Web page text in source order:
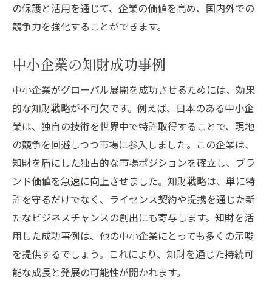
の保護と活用を通じて、企業の価値を高め、国内外での
競争力を強化することができます。
中小企業の知財成功事例
中小企業がグローバル展開を成功させるためには、効果
的な知財戦略が不可欠です。例えば、日本のある中小企
業は、独自の技術を世界中で特許取得することで、現地
の競争を回避しつつ市場に参入しました。この企業は、
知財を盾にした独占的な市場ポジションを確立し、ブラ
ンド価値を急速に向上させました。知財戦略は、単に特
許を守るだけでなく、ライセンス契約や提携を通じた新
たなビジネスチャンスの創出にも寄与します。知財を活
用した成功事例は、他の中小企業にとっても多くの示唆
を提供するでしょう。これにより、知財を通じた持続可
能な成長と発展の可能性が開かれます。